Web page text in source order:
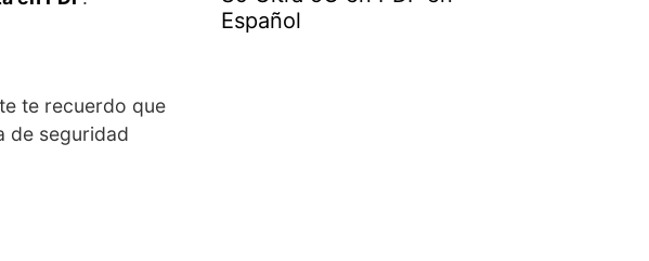
te recuerdo que
de seguridad
Español